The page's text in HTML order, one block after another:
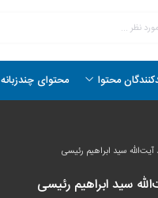
محتوا محتوای چندزبانه
سید ابراهیم رئیسی
سید ابراهیم رئیسی